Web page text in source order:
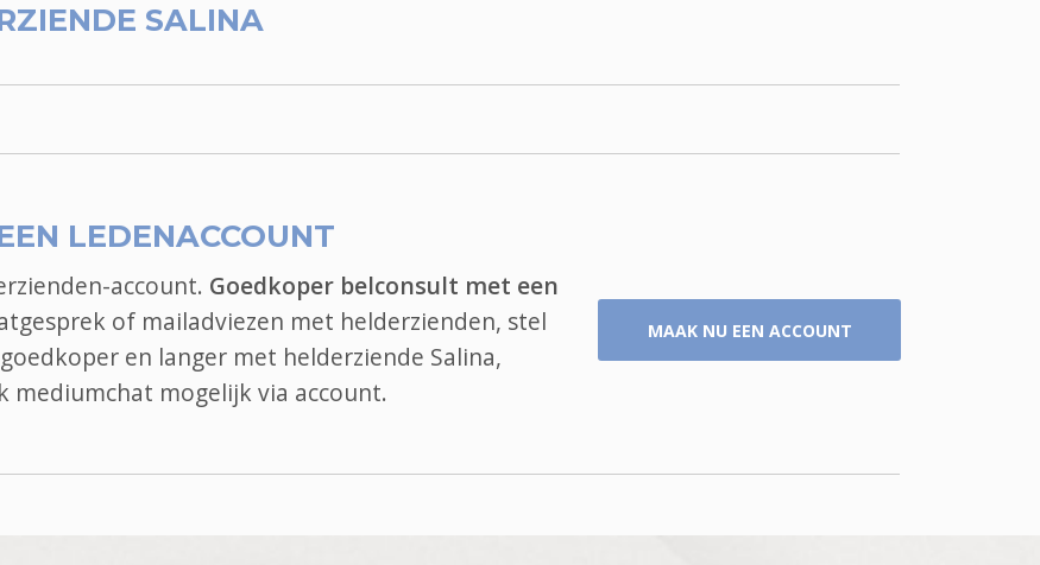
SALINA
LEDENACCOUNT
account. Goedkoper belconsult met een
of mailadviezen met helderzienden, stel
en langer met helderziende Salina,
mediumchat mogelijk via account.
MAAK NU EEN ACCOUNT